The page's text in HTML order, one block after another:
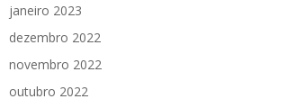
janeiro 2023
dezembro 2022
novembro 2022
outubro 2022